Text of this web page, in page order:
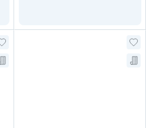
Hozzáadás a kedvencekhez, Tea
Mentés a bevásárló listára, Tea